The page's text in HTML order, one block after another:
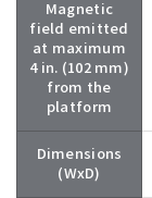
Magnetic
field emitted
at maximum
4 in. (102 mm)
from the
platform
Dimensions
(WxD)